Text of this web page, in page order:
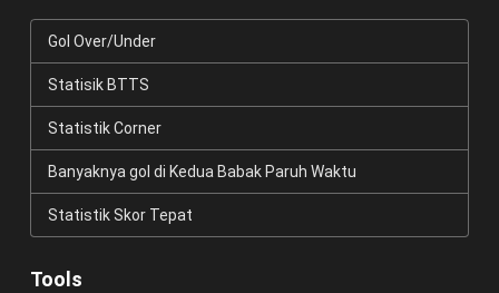
Gol Over/Under
Statisik BTTS
Statistik Corner
Banyaknya gol di Kedua Babak Paruh Waktu
Statistik Skor Tepat
Tools